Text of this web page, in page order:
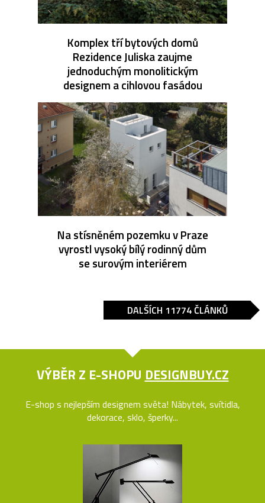
Komplex tří bytových domů
Rezidence Juliska zaujme
jednoduchým monolitickým
designem a cihlovou fasádou
Na stísněném pozemku v Praze
vyrostl vysoký bílý rodinný dům
se surovým interiérem
DALŠÍCH 11774 ČLÁNKŮ
VÝBĚR Z E-SHOPU DESIGNBUY.CZ
E-shop s nejlepším designem světa! Nábytek, svítidla,
dekorace, sklo, šperky...